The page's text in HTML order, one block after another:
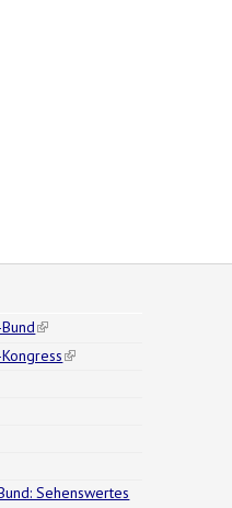
(link is external)
(link is external)
external)
Sehenswertes